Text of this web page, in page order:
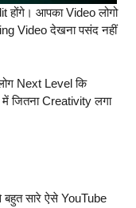
आपका Video लोगो
Video देखना पसंद नहीं
Next Level कि
जितना Creativity लगा
सारे ऐसे YouTube